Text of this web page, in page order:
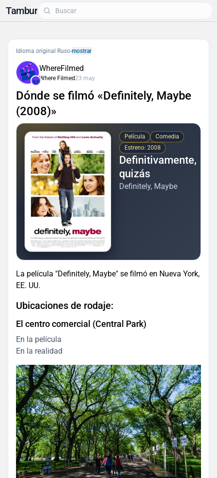
Tambur
Idioma original Ruso-mostrar
WhereFilmed
Where Filmed23 may
Dónde se filmó «Definitely, Maybe
(2008)»
Película
Comedia
Estreno: 2008
Definitivamente,
quizás
Definitely, Maybe
La película "Definitely, Maybe" se filmó en Nueva York,
EE. UU.
Ubicaciones de rodaje:
El centro comercial (Central Park)
En la película
En la realidad